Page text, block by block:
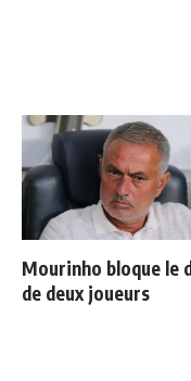
Mourinho bloque le
de deux joueurs